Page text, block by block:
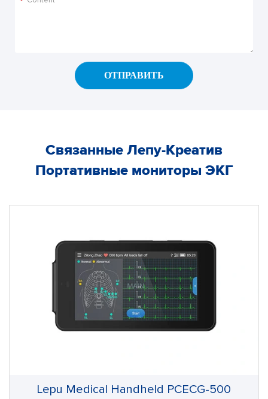
ОТПРАВИТЬ
Связанные Лепу-Креатив
Портативные мониторы ЭКГ
Lepu Medical Handheld PCECG-500